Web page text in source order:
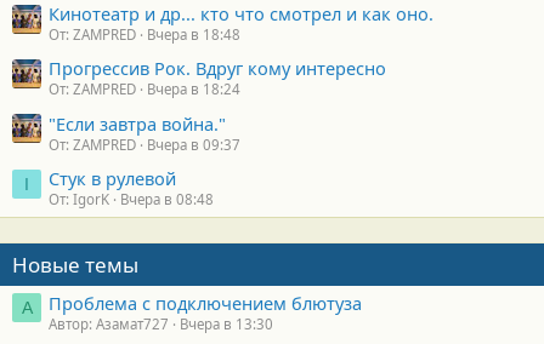
Кинотеатр и др... кто что смотрел и как оно.
От: ZAMPRED Вчера в 18:48
Прогрессив Рок. Вдруг кому интересно
От: ZAMPRED Вчера в 18:24
"Если завтра война."
От: ZAMPRED Вчера в 09:37
I Стук в рулевой
От: IgorK Вчера в 08:48
Новые темы
А Проблема с подключением блютуза
Автор: Азамат727 Вчера в 13:30